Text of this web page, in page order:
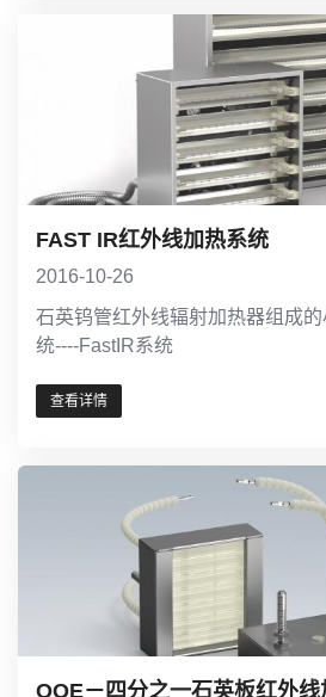
FAST IR红外线加热系统
2016-10-26
石英钨管红外线辐射加热器组成
统----FastIR系统
查看详情
QQE－四分之一石英板红外线